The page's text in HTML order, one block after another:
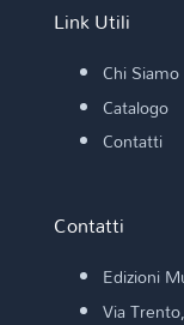
Link Utili
Chi Siamo
Catalogo
Contatti
Contatti
Edizioni
Via